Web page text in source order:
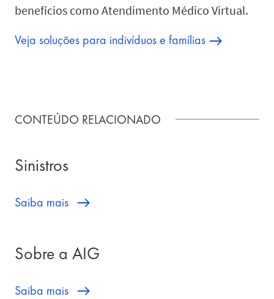
benefícios como Atendimento Médico Virtual.
Veja soluções para indivíduos e famílias
CONTEÚDO RELACIONADO
Sinistros
Saiba mais
Sobre a AIG
Saiba mais